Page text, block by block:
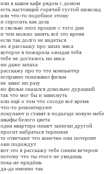
или в каком кафе рядом с домом
есть настоящий горячий густой шоколад
или что-то подобное этому
и спросить как дела
и сколько эпох прошло с того дня
и чем можно занять всё это время
если так долго не видеться
но я расскажу про запах мяса
которое я пожарила ожидая тебя
тебе не досталось ни мяса
ни даже запаха
расскажу про то что компьютер
исправно показывал фильм
не завис ни разу
но фильм оказался довольно дурацкий
так что мог бы и зависнуть
или ещё о том что соседи всё время
что-то ремонтируют
покупают и ставят в подъезде новую
шкафы белого цвета
одна квартира пишет записки другой
просит набраться терпения
те отвечают что конечно они потерпят
они подождут
вот это я расскажу тебе синим вечером
потому что ты этого не увидишь
пока не придёшь
да-да именно так